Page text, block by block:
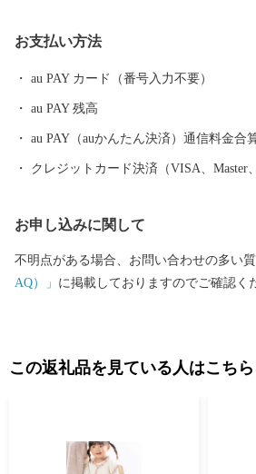
市、南部は大津川を境として泉北郡忠岡
お支払い方法
au PAY カード（番号入力不要）
au PAY 残高
au PAY（auかんたん決済）通信料金合
クレジットカード決済（VISA、Master
お申し込みに関して
不明点がある場合、お問い合わせの多い
AQ）」 に掲載しておりますのでご確認く
この返礼品を見ている人はこち